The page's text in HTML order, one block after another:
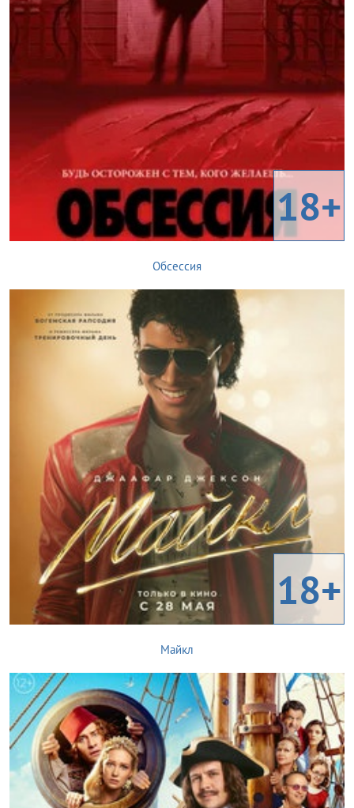
18+
Обсессия
18+
Майкл